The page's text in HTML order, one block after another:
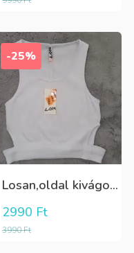
-25%
Losan,oldal kivágott,alul passzés rövid lány trikó,póló
3990Ft
2990 Ft